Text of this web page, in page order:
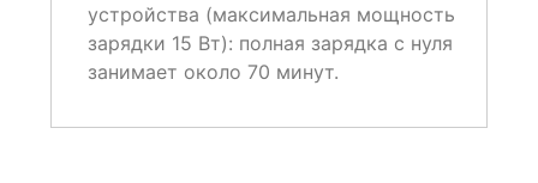
устройства (максимальная мощность
зарядки 15 Вт): полная зарядка с нуля
занимает около 70 минут.